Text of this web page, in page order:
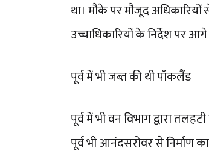
था। मौके पर मौजूद
उच्चाधिकारियों के निर्देश पर
पूर्व में भी जब्त की थी पॉकलैंड
पूर्व में भी वन विभाग द्वारा
पूर्व भी आनंदसरोवर से निर्माण